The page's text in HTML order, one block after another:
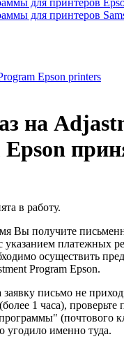
для принтеров
для принтеров
Epson printers
на
в работу.
Вы получите
указанием платежных
осуществить
Program Epson.
заявку письмо не
1 часа),
(почтового
угодило именно туда.